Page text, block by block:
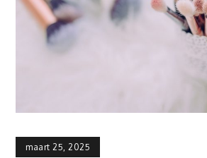
maart 25, 2025